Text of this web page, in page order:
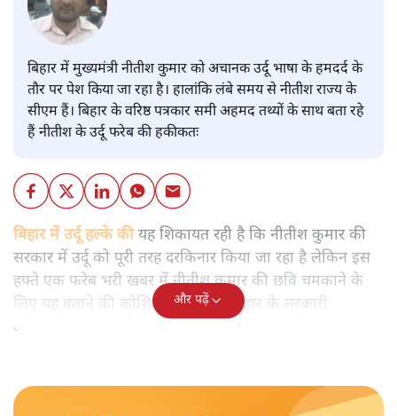
बिहार में मुख्यमंत्री नीतीश कुमार को अचानक उर्दू भाषा के हमदर्द के
तौर पर पेश किया जा रहा है। हालांकि लंबे समय से नीतीश राज्य के
सीएम हैं। बिहार के वरिष्ठ पत्रकार समी अहमद तथ्यों के साथ बता रहे
हैं नीतीश के उर्दू फरेब की हकीकतः
बिहार में उर्दू हल्के कीयह शिकायत रही है कि नीतीश कुमार की
सरकार में उर्दू को पूरी तरह दरकिनार किया जा रहा है लेकिन इस
हफ्ते एक फरेब भरी खबर में नीतीश कुमार की छवि चमकाने के
लिए यह बताने की कोशिश की गई कि बिहार के सरकारी
अधिकारियों को उर्दू सिखाई जाएगी।
और पढ़ें